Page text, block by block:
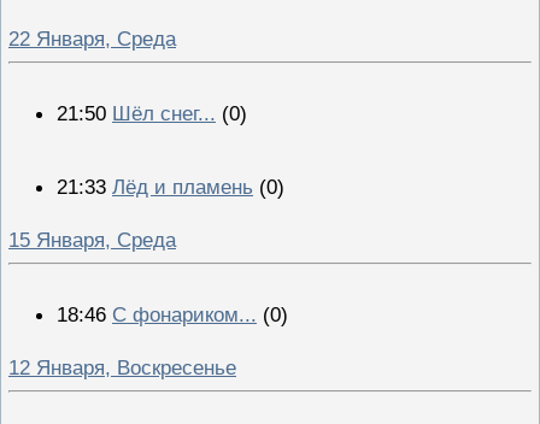
22 Января, Среда
21:50 Шёл снег... (0)
21:33 Лёд и пламень (0)
15 Января, Среда
18:46 С фонариком... (0)
12 Января, Воскресенье